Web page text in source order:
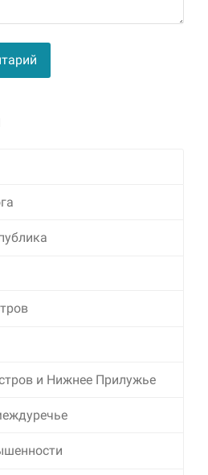
и Нижнее Прилужье